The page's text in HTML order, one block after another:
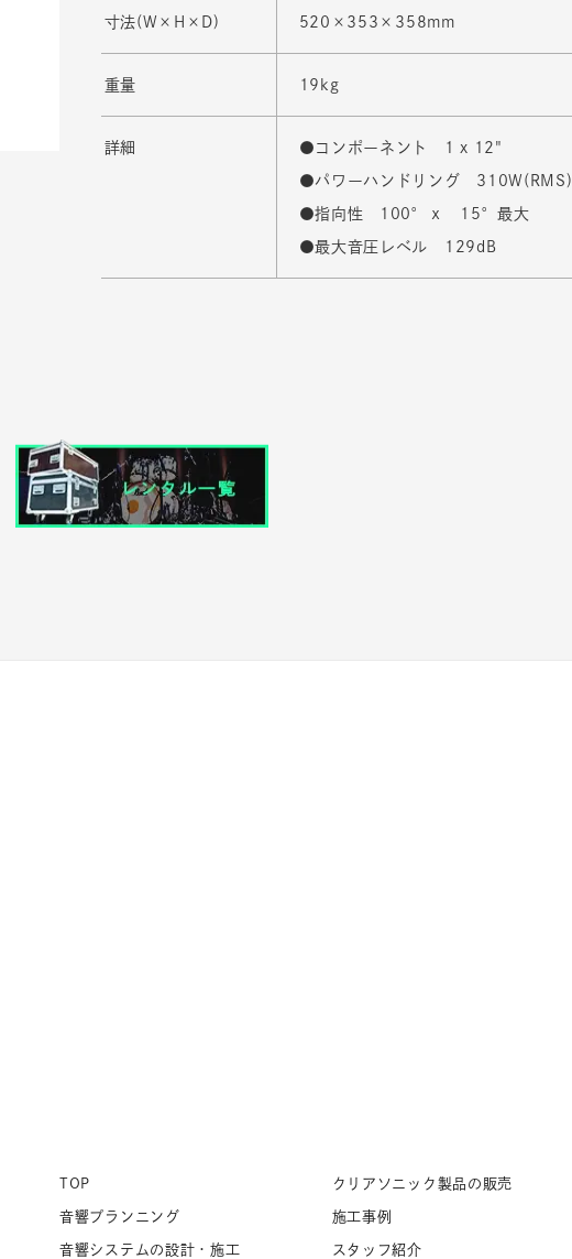
寸法(W×H×D) 520×353×358mm
重量 19kg
詳細 ●コンポーネント 1 x 12"
●パワーハンドリング 310W(RMS)
●指向性 100°ｘ 15°最大
●最大音圧レベル 129dB
TOP
音響プランニング
音響システムの設計・施工
クリアソニック製品の販売
施工事例
スタッフ紹介